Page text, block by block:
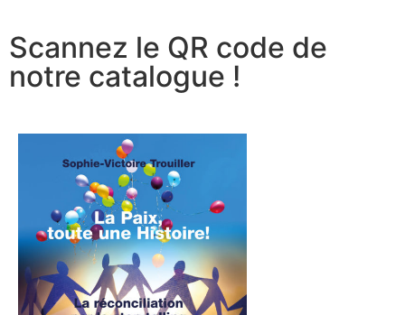
Scannez le QR code de
notre catalogue !